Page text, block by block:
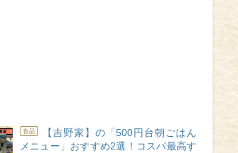
食品
【吉野家】の「500円台朝ごはん
メニュー」おすすめ2選！コスパ最高す